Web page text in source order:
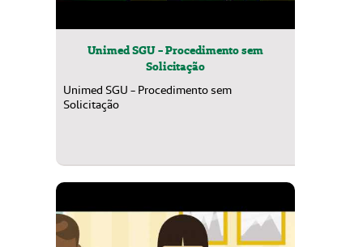
Unimed SGU - Procedimento sem
Solicitação
Unimed SGU - Procedimento sem
Solicitação